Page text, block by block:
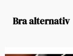
Bra alternativ